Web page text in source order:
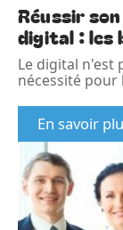
Réussir
digital : les
Le digital n'est
nécessité pour
En savoir